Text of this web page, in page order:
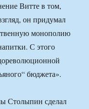
Витте в том,
он придумал
монополию
С этого
бюджета».
Столыпин сделал